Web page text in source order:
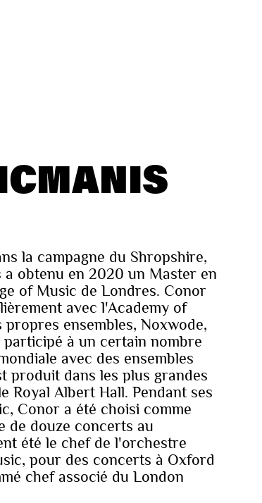
la campagne du Shropshire,
obtenu en 2020 un Master en
of Music de Londres. Conor
avec l'Academy of
ensembles, Noxwode,
à un certain nombre
avec des ensembles
produit dans les plus grandes
Royal Albert Hall. Pendant ses
Conor a été choisi comme
de douze concerts au
été le chef de l'orchestre
pour des concerts à Oxford
chef associé du London